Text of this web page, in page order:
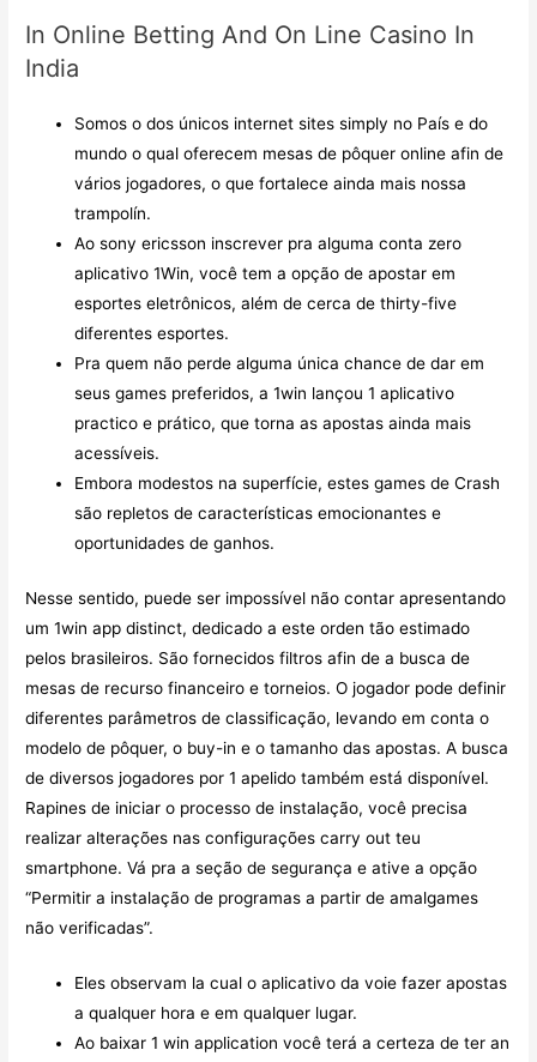
In Online Betting And On Line Casino In
India
Somos o dos únicos internet sites simply no País e do
mundo o qual oferecem mesas de pôquer online afin de
vários jogadores, o que fortalece ainda mais nossa
trampolín.
Ao sony ericsson inscrever pra alguma conta zero
aplicativo 1Win, você tem a opção de apostar em
esportes eletrônicos, além de cerca de thirty-five
diferentes esportes.
Pra quem não perde alguma única chance de dar em
seus games preferidos, a 1win lançou 1 aplicativo
practico e prático, que torna as apostas ainda mais
acessíveis.
Embora modestos na superfície, estes games de Crash
são repletos de características emocionantes e
oportunidades de ganhos.
Nesse sentido, puede ser impossível não contar apresentando
um 1win app distinct, dedicado a este orden tão estimado
pelos brasileiros. São fornecidos filtros afin de a busca de
mesas de recurso financeiro e torneios. O jogador pode definir
diferentes parâmetros de classificação, levando em conta o
modelo de pôquer, o buy-in e o tamanho das apostas. A busca
de diversos jogadores por 1 apelido também está disponível.
Rapines de iniciar o processo de instalação, você precisa
realizar alterações nas configurações carry out teu
smartphone. Vá pra a seção de segurança e ative a opção
“Permitir a instalação de programas a partir de amalgames
não verificadas”.
Eles observam la cual o aplicativo da voie fazer apostas
a qualquer hora e em qualquer lugar.
Ao baixar 1 win application você terá a certeza de ter an